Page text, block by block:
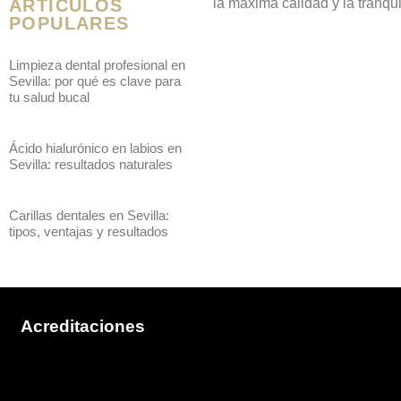
ARTÍCULOS
POPULARES
Limpieza dental profesional en
Sevilla: por qué es clave para
tu salud bucal
Ácido hialurónico en labios en
Sevilla: resultados naturales
Carillas dentales en Sevilla:
tipos, ventajas y resultados
la máxima calidad y la
Acreditaciones